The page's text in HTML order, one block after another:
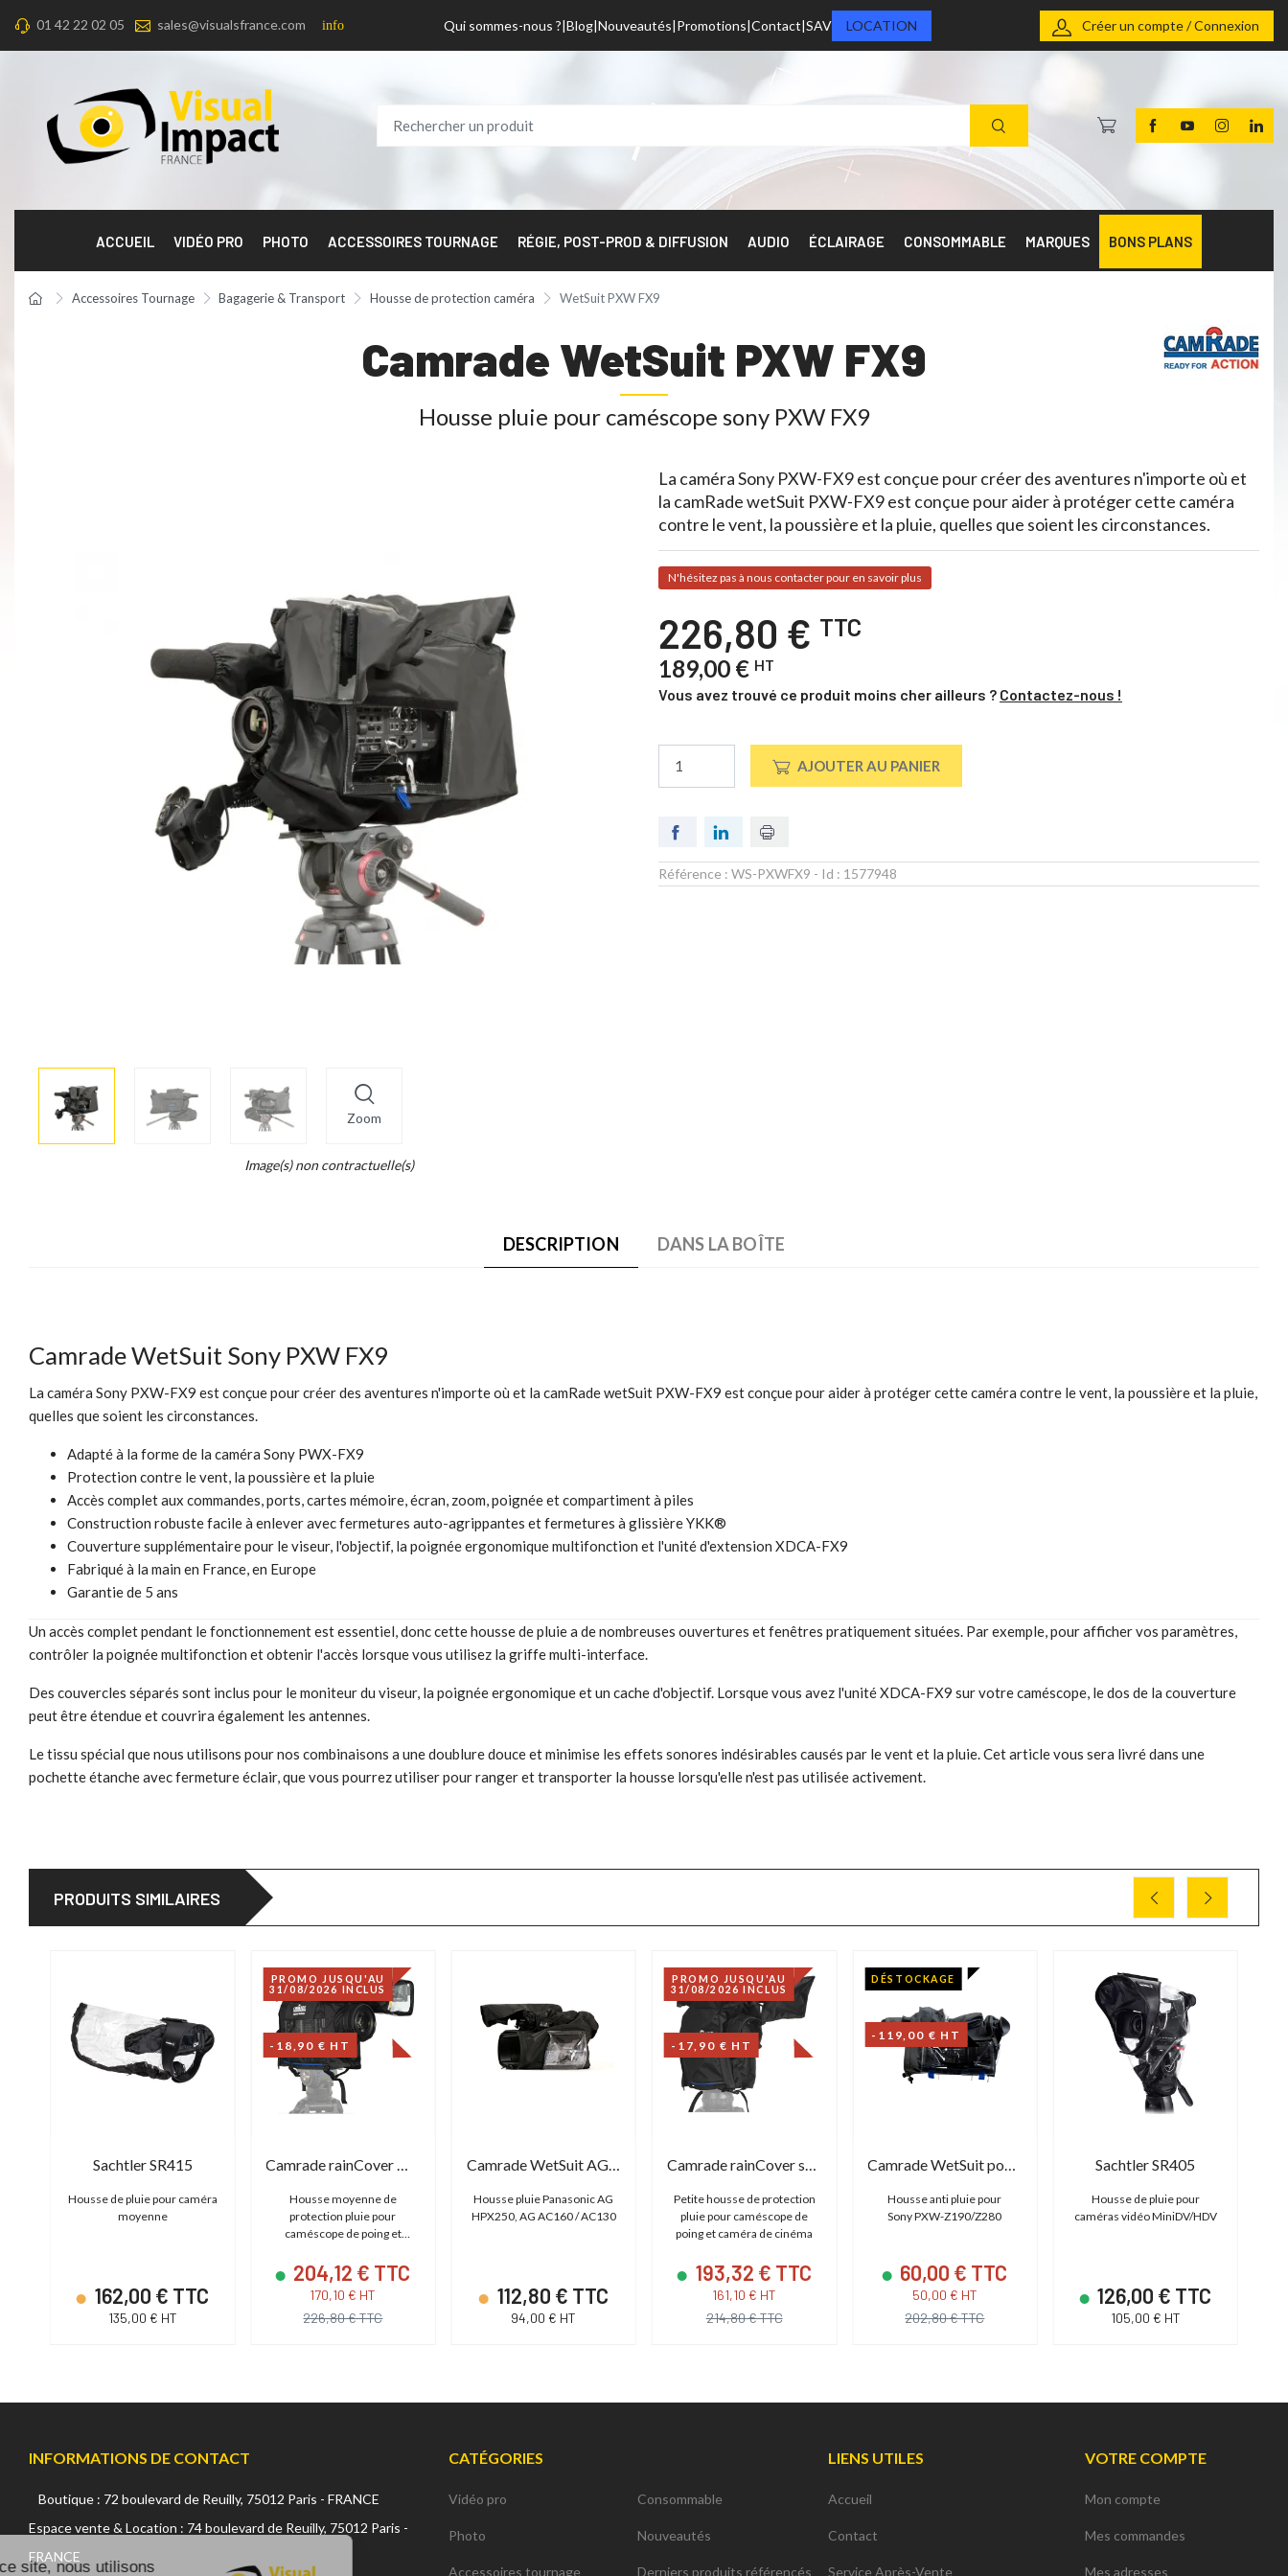
01 42 22 02 05 sales@visualsfrance.com info Qui sommes-nous ? Blog Nouveautés Promotions Contact SAV LOCATION Créer un compte / Connexion
ACCUEIL VIDÉO PRO PHOTO ACCESSOIRES TOURNAGE RÉGIE, POST-PROD & DIFFUSION AUDIO ÉCLAIRAGE CONSOMMABLE MARQUES BONS PLANS
Accessoires Tournage Bagagerie & Transport Housse de protection caméra WetSuit PXW FX9
Camrade WetSuit PXW FX9
Housse pluie pour caméscope sony PXW FX9
Zoom
More
info
Image(s) non contractuelle(s)
La caméra Sony PXW-FX9 est conçue pour créer des aventures n'importe où et
la camRade wetSuit PXW-FX9 est conçue pour aider à protéger cette caméra
contre le vent, la poussière et la pluie, quelles que soient les circonstances.
N'hésitez pas à nous contacter pour en savoir plus
226,80 € TTC
189,00 € HT
Vous avez trouvé ce produit moins cher ailleurs ? Contactez-nous !
AJOUTER AU PANIER
Référence : WS-PXWFX9 - Id : 1577948
DESCRIPTION DANS LA BOÎTE
Camrade WetSuit Sony PXW FX9
La caméra Sony PXW-FX9 est conçue pour créer des aventures n'importe où et la camRade wetSuit PXW-FX9 est conçue pour aider à protéger cette caméra contre le vent, la poussière et la pluie,
quelles que soient les circonstances.
Adapté à la forme de la caméra Sony PWX-FX9
Protection contre le vent, la poussière et la pluie
Accès complet aux commandes, ports, cartes mémoire, écran, zoom, poignée et compartiment à piles
Construction robuste facile à enlever avec fermetures auto-agrippantes et fermetures à glissière YKK®
Couverture supplémentaire pour le viseur, l'objectif, la poignée ergonomique multifonction et l'unité d'extension XDCA-FX9
Fabriqué à la main en France, en Europe
Garantie de 5 ans
Un accès complet pendant le fonctionnement est essentiel, donc cette housse de pluie a de nombreuses ouvertures et fenêtres pratiquement situées. Par exemple, pour afficher vos paramètres,
contrôler la poignée multifonction et obtenir l'accès lorsque vous utilisez la griffe multi-interface.
Des couvercles séparés sont inclus pour le moniteur du viseur, la poignée ergonomique et un cache d'objectif. Lorsque vous avez l'unité XDCA-FX9 sur votre caméscope, le dos de la couverture
peut être étendue et couvrira également les antennes.
Le tissu spécial que nous utilisons pour nos combinaisons a une doublure douce et minimise les effets sonores indésirables causés par le vent et la pluie. Cet article vous sera livré dans une
pochette étanche avec fermeture éclair, que vous pourrez utiliser pour ranger et transporter la housse lorsqu'elle n'est pas utilisée activement.
PRODUITS SIMILAIRES
Sachtler SR415
Housse de pluie pour caméra
moyenne
162,00 € TTC
135,00 € HT
PROMO JUSQU'AU
31/08/2026 INCLUS
-18,90 € HT
Camrade rainCover Medium
Housse moyenne de
protection pluie pour
caméscope de poing et
204,12 € TTC
170,10 € HT
226,80 € TTC
Camrade WetSuit AG HPX250 / AC130 / AC160
Housse pluie Panasonic AG
HPX250, AG AC160 / AC130
112,80 € TTC
94,00 € HT
PROMO JUSQU'AU
31/08/2026 INCLUS
-17,90 € HT
Camrade rainCover small
Petite housse de protection
pluie pour caméscope de
poing et caméra de cinéma
193,32 € TTC
161,10 € HT
214,80 € TTC
DÉSTOCKAGE
-119,00 € HT
Camrade WetSuit pour Z190 et Z280
Housse anti pluie pour
Sony PXW-Z190/Z280
60,00 € TTC
50,00 € HT
202,80 € TTC
Sachtler SR405
Housse de pluie pour
caméras vidéo MiniDV/HDV
126,00 € TTC
105,00 € HT
INFORMATIONS DE CONTACT
Boutique : 72 boulevard de Reuilly, 75012 Paris - FRANCE
Espace vente & Location : 74 boulevard de Reuilly, 75012 Paris -
FRANCE
CATÉGORIES
Vidéo pro
Photo
Accessoires tournage
Consommable
Nouveautés
Derniers produits référencés
LIENS UTILES
Accueil
Contact
Service Après-Vente
VOTRE COMPTE
Mon compte
Mes commandes
Mes adresses
Sur ce site, nous utilisons